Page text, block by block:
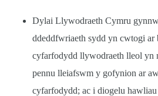
Dylai Llywodraeth Cymru
ddeddfwriaeth sydd yn cwtogi ar
cyfarfodydd llywodraeth lleol yn
pennu lleiafswm y gofynion ar
cyfarfodydd; ac i diogelu